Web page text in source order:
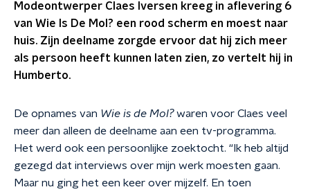
Modeontwerper Claes Iversen kreeg in aflevering 6
van Wie Is De Mol? een rood scherm en moest naar
huis. Zijn deelname zorgde ervoor dat hij zich meer
als persoon heeft kunnen laten zien, zo vertelt hij in
Humberto.
De opnames van Wie is de Mol?waren voor Claes veel
meer dan alleen de deelname aan een tv-programma.
Het werd ook een persoonlijke zoektocht. “Ik heb altijd
gezegd dat interviews over mijn werk moesten gaan.
Maar nu ging het een keer over mijzelf. En toen